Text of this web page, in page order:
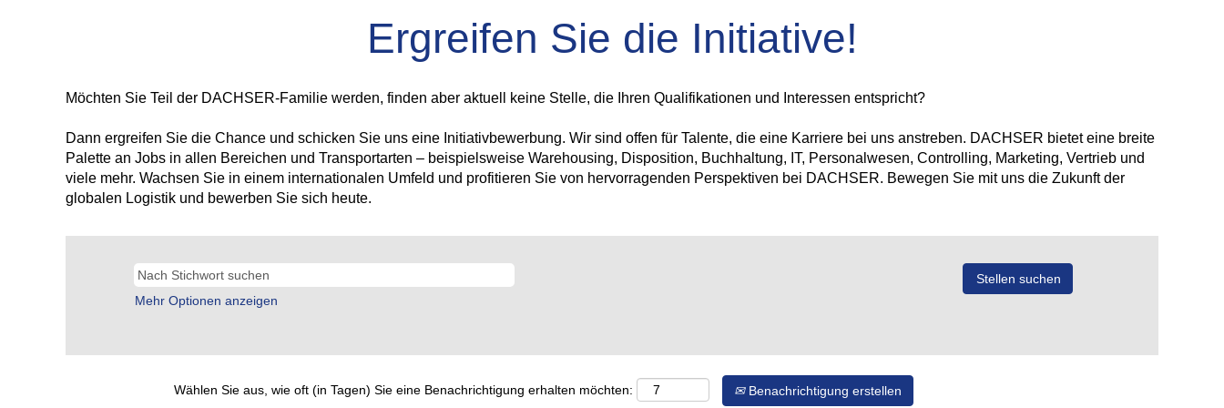
Ergreifen Sie die Initiative!
Möchten Sie Teil der DACHSER-Familie werden, finden aber aktuell keine Stelle, die Ihren Qualifikationen und Interessen entspricht?
Dann ergreifen Sie die Chance und schicken Sie uns eine Initiativbewerbung. Wir sind offen für Talente, die eine Karriere bei uns anstreben. DACHSER bietet eine breite
Palette an Jobs in allen Bereichen und Transportarten – beispielsweise Warehousing, Disposition, Buchhaltung, IT, Personalwesen, Controlling, Marketing, Vertrieb und
viele mehr. Wachsen Sie in einem internationalen Umfeld und profitieren Sie von hervorragenden Perspektiven bei DACHSER. Bewegen Sie mit uns die Zukunft der
globalen Logistik und bewerben Sie sich heute.
Mehr Optionen anzeigen
Wählen Sie aus, wie oft (in Tagen) Sie eine Benachrichtigung erhalten möchten: Benachrichtigung erstellen